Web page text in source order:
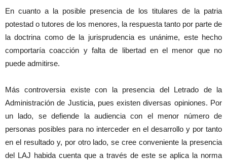
En cuanto a la posible presencia de los titulares de la patria
potestad o tutores de los menores, la respuesta tanto por parte de
la doctrina como de la jurisprudencia es unánime, este hecho
comportaría coacción y falta de libertad en el menor que no
puede admitirse.
Más controversia existe con la presencia del Letrado de la
Administración de Justicia, pues existen diversas opiniones. Por
un lado, se defiende la audiencia con el menor número de
personas posibles para no interceder en el desarrollo y por tanto
en el resultado y, por otro lado, se cree conveniente la presencia
del LAJ habida cuenta que a través de este se aplica la norma